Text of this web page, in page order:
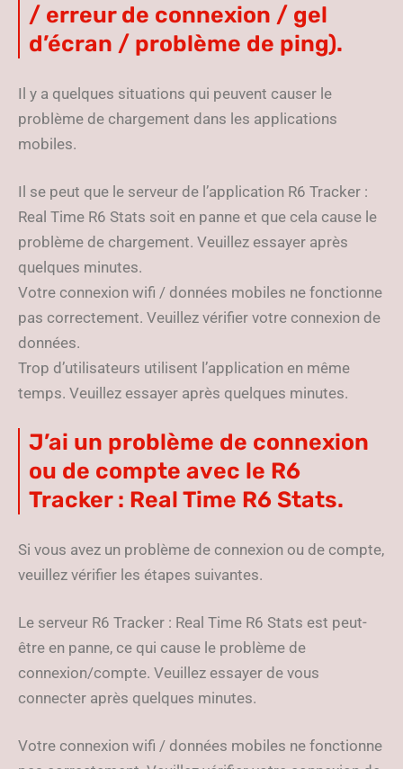
/ erreur de connexion / gel
d’écran / problème de ping).
Il y a quelques situations qui peuvent causer le
problème de chargement dans les applications
mobiles.
Il se peut que le serveur de l’application R6 Tracker :
Real Time R6 Stats soit en panne et que cela cause le
problème de chargement. Veuillez essayer après
quelques minutes.
Votre connexion wifi / données mobiles ne fonctionne
pas correctement. Veuillez vérifier votre connexion de
données.
Trop d’utilisateurs utilisent l’application en même
temps. Veuillez essayer après quelques minutes.
J’ai un problème de connexion
ou de compte avec le R6
Tracker : Real Time R6 Stats.
Si vous avez un problème de connexion ou de compte,
veuillez vérifier les étapes suivantes.
Le serveur R6 Tracker : Real Time R6 Stats est peut-
être en panne, ce qui cause le problème de
connexion/compte. Veuillez essayer de vous
connecter après quelques minutes.
Votre connexion wifi / données mobiles ne fonctionne